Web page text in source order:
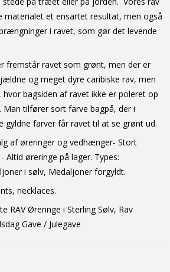
materialet et ensartet resultat, men også
i ravet, som gør det levende
fremstår ravet som grønt, men der er
og meget dyre caribiske rav, men
bagsiden af ravet ikke er poleret op
tilfører sort farve bagpå, der i
gyldne farver får ravet til at se grønt ud.
af øreringer og vedhænger- Stort
Altid øreringe på lager. Types:
i sølv, Medaljoner forgyldt.
necklaces.
RAV Øreringe i Sterling Sølv, Rav
Gave / Julegave